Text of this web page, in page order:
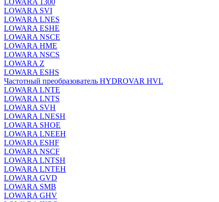
LOWARA 1300
LOWARA SVI
LOWARA LNES
LOWARA ESHE
LOWARA NSCE
LOWARA HME
LOWARA NSCS
LOWARA Z
LOWARA ESHS
Частотный преобразователь HYDROVAR HVL
LOWARA LNTE
LOWARA LNTS
LOWARA SVH
LOWARA LNESH
LOWARA SHOE
LOWARA LNEEH
LOWARA ESHF
LOWARA NSCF
LOWARA LNTSH
LOWARA LNTEH
LOWARA GVD
LOWARA SMB
LOWARA GHV